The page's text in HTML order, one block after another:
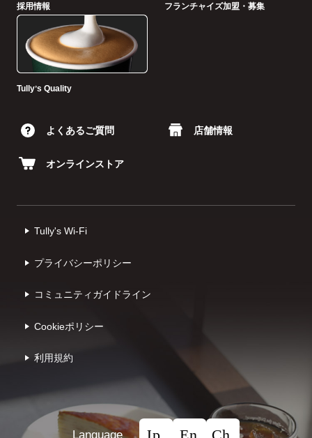
採用情報 フランチャイズ加盟・募集
Tullyʼs Quality
よくあるご質問 店舗情報
オンラインストア
Tully's Wi-Fi
プライバシーポリシー
コミュニティガイドライン
Cookieポリシー
利⽤規約
Language